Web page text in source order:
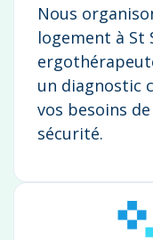
Nous
logement à St
un diagnostic
vos besoins
sécurité.